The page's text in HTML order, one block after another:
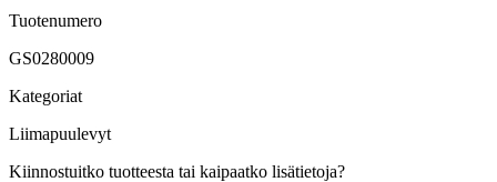
Tuotenumero
GS0280009
Kategoriat
Liimapuulevyt
Kiinnostuitko tuotteesta tai kaipaatko lisätietoja?